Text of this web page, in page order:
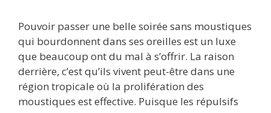
Pouvoir passer une belle soirée sans moustiques
qui bourdonnent dans ses oreilles est un luxe
que beaucoup ont du mal à s’offrir. La raison
derrière, c’est qu’ils vivent peut-être dans une
région tropicale où la prolifération des
moustiques est effective. Puisque les répulsifs